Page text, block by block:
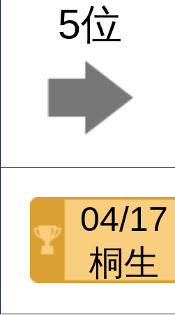
5位
04/17
桐生